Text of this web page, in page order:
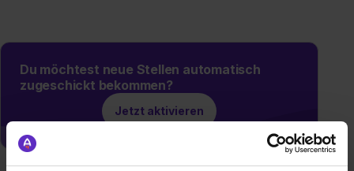
Du möchtest neue Stellen automatisch
zugeschickt bekommen?
Jetzt aktivieren